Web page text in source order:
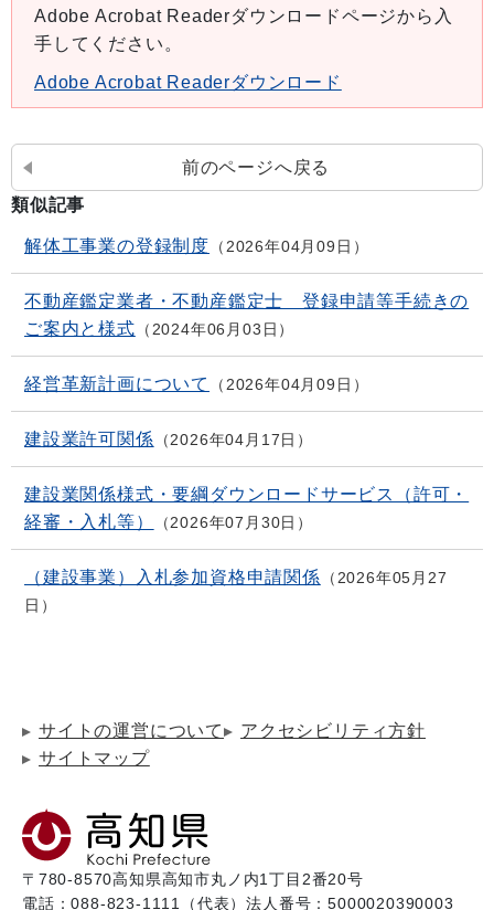
Adobe Acrobat Readerダウンロードページから入
手してください。
Adobe Acrobat Readerダウンロード
前のページへ戻る
類似記事
解体工事業の登録制度 2026年04月09日
不動産鑑定業者・不動産鑑定士 登録申請等手続きの
ご案内と様式
2024年06月03日
経営革新計画について 2026年04月09日
建設業許可関係 2026年04月17日
建設業関係様式・要綱ダウンロードサービス（許可・
経審・入札等）
2026年07月30日
（建設事業）入札参加資格申請関係
2026年05月27
日
サイトの運営について
アクセシビリティ方針
サイトマップ
〒780-8570高知県高知市丸ノ内1丁目2番20号
電話：088-823-1111（代表）法人番号：5000020390003